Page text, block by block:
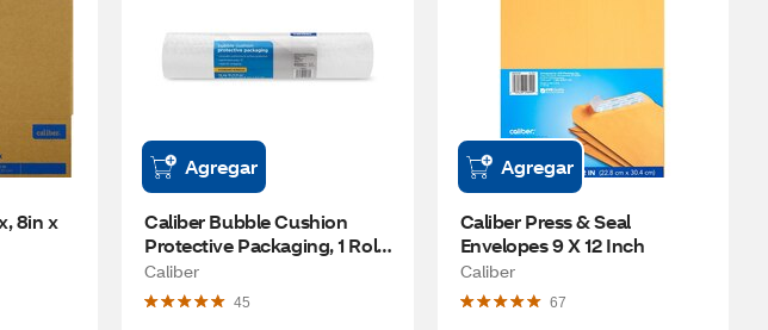
8in x
Agregar
Caliber Bubble Cushion
Protective Packaging, 1 Roll
(16 in x 9 ft)
Caliber
45
Agregar
Caliber Press & Seal
Envelopes 9 X 12 Inch
Caliber
67